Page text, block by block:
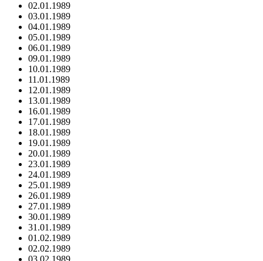
02.01.1989
03.01.1989
04.01.1989
05.01.1989
06.01.1989
09.01.1989
10.01.1989
11.01.1989
12.01.1989
13.01.1989
16.01.1989
17.01.1989
18.01.1989
19.01.1989
20.01.1989
23.01.1989
24.01.1989
25.01.1989
26.01.1989
27.01.1989
30.01.1989
31.01.1989
01.02.1989
02.02.1989